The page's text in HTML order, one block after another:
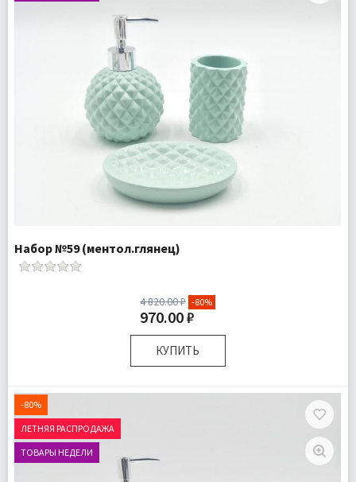
Набор №59 (ментол.глянец)
4 820.00 ₽ -80%
970.00 ₽
КУПИТЬ
Стаканчик для зубных щеток 1 шт
Мыльница для твердого мыла 1 шт
Доставка:
Подробнее
-80%
ЛЕТНЯЯ РАСПРОДАЖА
ТОВАРЫ НЕДЕЛИ